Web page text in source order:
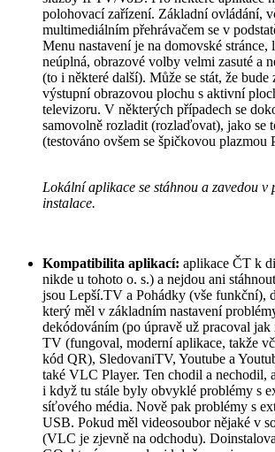
polohovací zařízení. Základní ovládání,
multimediálním přehrávačem se v
Menu nastavení je na domovské stránce,
neúplná, obrazové volby velmi zasuté a
(to i některé další). Může se stát, že bude
výstupní obrazovou plochu s aktivní
televizoru. V některých případech se
samovolně rozladit (rozlaďovat), jako se
(testováno ovšem se špičkovou plazmou
Lokální aplikace se stáhnou a zavedou v
instalace.
Kompatibilita aplikací: aplikace ČT k
nikde u tohoto o. s.) a nejdou ani
jsou Lepší.TV a Pohádky (vše funkční),
který měl v základním nastavení
dekódováním (po úpravě už pracoval
TV (fungoval, moderní aplikace, takže
kód QR), SledovaniTV, Youtube a
také VLC Player. Ten chodil a nechodil,
i když tu stále byly obvyklé problémy s
síťového média. Nově pak problémy s
USB. Pokud měl videosoubor nějaké v
(VLC je zjevně na odchodu).